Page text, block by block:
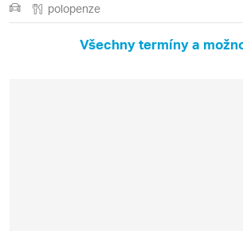
polopenze
Všechny termíny a